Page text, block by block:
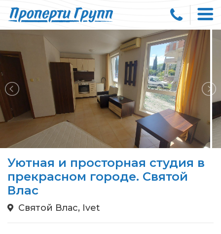
Уютная и просторная студия в
прекрасном городе. Святой
Влас
Святой Влас, Ivet